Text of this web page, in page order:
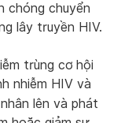
chóng chuyển
lây truyền HIV.
trùng cơ hội
nhiễm HIV và
lên và phát